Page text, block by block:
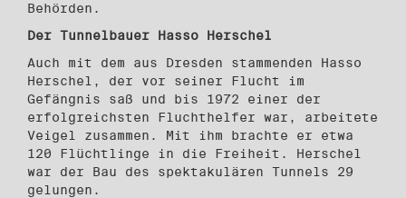
Behörden.
Der Tunnelbauer Hasso Herschel
Auch mit dem aus Dresden stammenden Hasso
Herschel, der vor seiner Flucht im
Gefängnis saß und bis 1972 einer der
erfolgreichsten Fluchthelfer war, arbeitete
Veigel zusammen. Mit ihm brachte er etwa
120 Flüchtlinge in die Freiheit. Herschel
war der Bau des spektakulären Tunnels 29
gelungen.